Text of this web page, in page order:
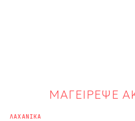
ΜΑΓΕΙΡΕΨΕ
ΛΑΧΑΝΙΚΑ